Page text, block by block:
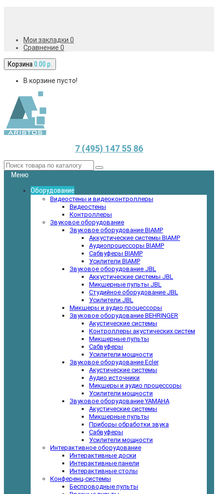
Мои закладки 0
Сравнение 0
Корзина0.00 р.
В корзине пусто!
7 (495) 147 55 86
Меню
Оборудование
Видеостены и видеоконтроллеры
Видеостены
Контроллеры
Звуковое оборудование
Звуковое оборудование BIAMP
Аккустические системы BIAMP
Аудиопроцессоры BIAMP
Сабвуферы BIAMP
Усилители BIAMP
Звуковое оборудование JBL
Аккустические системы JBL
Микшерные пульты JBL
Студийное оборудование JBL
Усилители JBL
Микшеры и аудио процессоры
Звуковое оборудование BEHRINGER
Акустические системы
Контроллеры акустических систем
Микшерные пульты
Сабвуферы
Усилители мощности
Звуковое оборудование Ecler
Акустические системы
Аудио источники
Микшеры и аудио процессоры
Усилители мощности
Звуковое оборудование YAMAHA
Акустические системы
Микшерные пульты
Приборы обработки звука
Сабвуферы
Усилители мощности
Интерактивное оборудование
Интерактивные доски
Интерактивные панели
Интерактивные столы
Конференц-системы
Беспроводные пульты